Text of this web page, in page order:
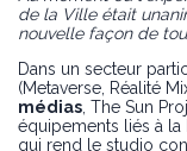
de la Ville était
nouvelle façon de
Dans un secteur
(Metaverse, Réalité
médias, The Sun
équipements liés à la
qui rend le studio